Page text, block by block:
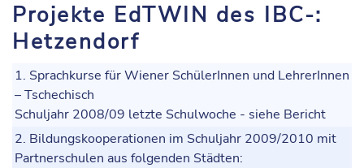
Projekte EdTWIN des IBC-:
Hetzendorf
1. Sprachkurse für Wiener SchülerInnen und LehrerInnen
– Tschechisch
Schuljahr 2008/09 letzte Schulwoche - siehe Bericht
2. Bildungskooperationen im Schuljahr 2009/2010 mit
Partnerschulen aus folgenden Städten: